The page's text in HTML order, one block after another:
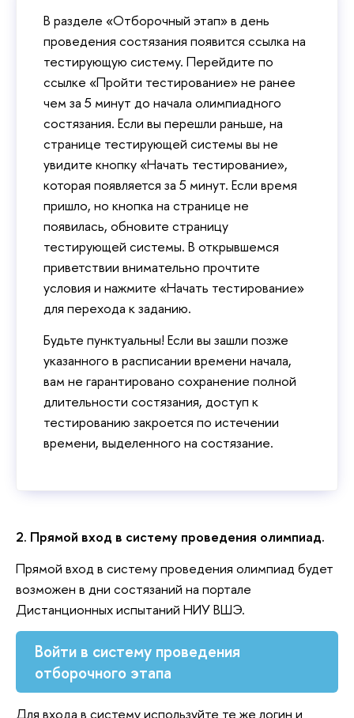
В разделе «Отборочный этап» в день
проведения состязания появится ссылка на
тестирующую систему. Перейдите по
ссылке «Пройти тестирование» не ранее
чем за 5 минут до начала олимпиадного
состязания. Если вы перешли раньше, на
странице тестирующей системы вы не
увидите кнопку «Начать тестирование»,
которая появляется за 5 минут. Если время
пришло, но кнопка на странице не
появилась, обновите страницу
тестирующей системы. В открывшемся
приветствии внимательно прочтите
условия и нажмите «Начать тестирование»
для перехода к заданию.
Будьте пунктуальны! Если вы зашли позже
указанного в расписании времени начала,
вам не гарантировано сохранение полной
длительности состязания, доступ к
тестированию закроется по истечении
времени, выделенного на состязание.
2. Прямой вход в систему проведения олимпиад.
Прямой вход в систему проведения олимпиад будет
возможен в дни состязаний на портале
Дистанционных испытаний НИУ ВШЭ.
Войти в систему проведения
отборочного этапа
Для входа в систему используйте те же логин и